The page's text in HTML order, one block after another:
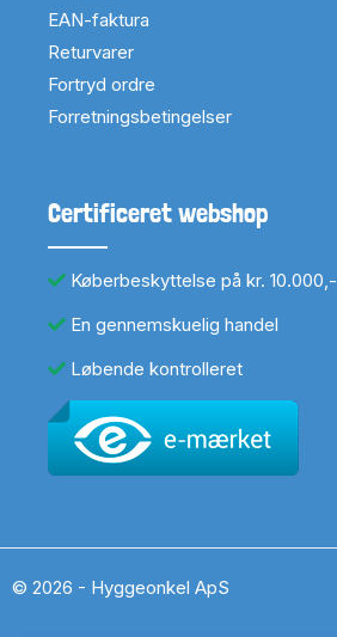
EAN-faktura
Returvarer
Fortryd ordre
Forretningsbetingelser
Certificeret webshop
Køberbeskyttelse på kr. 10.000,-
En gennemskuelig handel
Løbende kontrolleret
© 2026 - Hyggeonkel ApS